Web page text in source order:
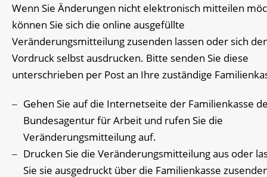
Wenn Sie Änderungen nicht elektronisch mitteilen
können Sie sich die online ausgefüllte
Veränderungsmitteilung zusenden lassen oder sich
Vordruck selbst ausdrucken. Bitte senden Sie diese
unterschrieben per Post an Ihre zuständige
Gehen Sie auf die Internetseite der Familienkasse
Bundesagentur für Arbeit und rufen Sie die
Veränderungsmitteilung auf.
Drucken Sie die Veränderungsmitteilung aus oder
Sie sie ausgedruckt über die Familienkasse